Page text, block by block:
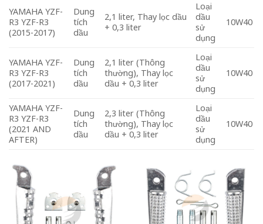
YAMAHA YZF-
R3 YZF-R3
(2015-2017)
Dung
tích
dầu
2,1 liter, Thay lọc dầu
+ 0,3 liter
Loại
dầu
sử
dụng
10W40
YAMAHA YZF-
R3 YZF-R3
(2017-2021)
Dung
tích
dầu
2,1 liter (Thông
thường), Thay lọc
dầu + 0,3 liter
Loại
dầu
sử
dụng
10W40
YAMAHA YZF-
R3 YZF-R3
(2021 AND
AFTER)
Dung
tích
dầu
2,3 liter (Thông
thường), Thay lọc
dầu + 0,3 liter
Loại
dầu
sử
dụng
10W40